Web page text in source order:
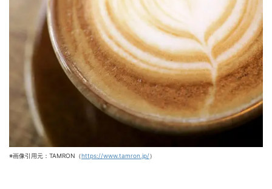
※画像引用元：TAMRON（https://www.tamron.jp/）